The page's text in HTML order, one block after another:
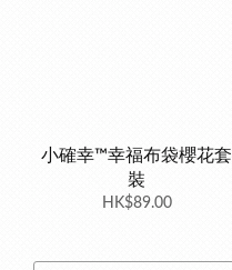
小確幸™幸福布袋櫻花套
裝
HK$89.00